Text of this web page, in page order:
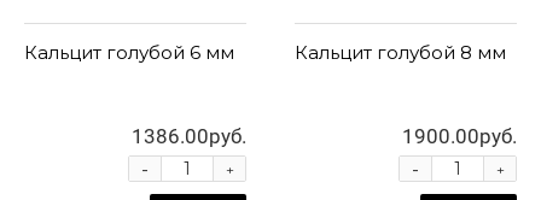
Кальцит голубой 6 мм
1386.00руб.
+
-
Кальцит голубой 8 мм
1900.00руб.
+
-